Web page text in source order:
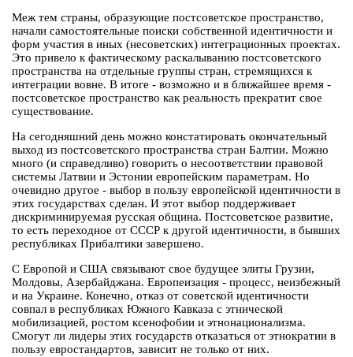
Меж тем страны, образующие постсоветское пространство,
начали самостоятельные поиски собственной идентичности и
форм участия в иных (несоветских) интеграционных проектах.
Это привело к фактическому раскалыванию постсоветского
пространства на отдельные группы стран, стремящихся к
интеграции вовне. В итоге - возможно и в ближайшее время -
постсоветское пространство как реальность прекратит свое
существование.
На сегодняшний день можно констатировать окончательный
выход из постсоветского пространства стран Балтии. Можно
много (и справедливо) говорить о несоответствии правовой
системы Латвии и Эстонии европейским параметрам. Но
очевидно другое - выбор в пользу европейской идентичности в
этих государствах сделан. И этот выбор поддерживает
дискриминируемая русская община. Постсоветское развитие,
то есть переходное от СССР к другой идентичности, в бывших
республиках Прибалтики завершено.
С Европой и США связывают свое будущее элиты Грузии,
Молдовы, Азербайджана. Европеизация - процесс, неизбежный
и на Украине. Конечно, отказ от советской идентичности
совпал в республиках Южного Кавказа с этнической
мобилизацией, ростом ксенофобии и этнонационализма.
Смогут ли лидеры этих государств отказаться от этнократии в
пользу евростандартов, зависит не только от них.